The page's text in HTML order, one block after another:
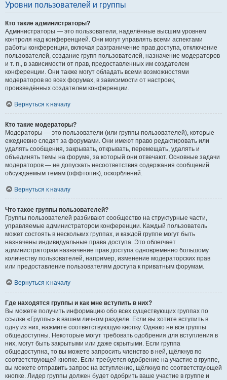
Уровни пользователей и группы
Кто такие администраторы?
Администраторы — это пользователи, наделённые высшим уровнем
контроля над конференцией. Они могут управлять всеми аспектами
работы конференции, включая разграничение прав доступа, отключение
пользователей, создание групп пользователей, назначение модераторов
и т. п., в зависимости от прав, предоставленных им создателем
конференции. Они также могут обладать всеми возможностями
модераторов во всех форумах, в зависимости от настроек,
произведённых создателем конференции.
Вернуться к началу
Кто такие модераторы?
Модераторы — это пользователи (или группы пользователей), которые
ежедневно следят за форумами. Они имеют право редактировать или
удалять сообщения, закрывать, открывать, перемещать, удалять и
объединять темы на форуме, за который они отвечают. Основные задачи
модераторов — не допускать несоответствия содержания сообщений
обсуждаемым темам (оффтопик), оскорблений.
Вернуться к началу
Что такое группы пользователей?
Группы пользователей разбивают сообщество на структурные части,
управляемые администратором конференции. Каждый пользователь
может состоять в нескольких группах, и каждой группе могут быть
назначены индивидуальные права доступа. Это облегчает
администраторам назначение прав доступа одновременно большому
количеству пользователей, например, изменение модераторских прав
или предоставление пользователям доступа к приватным форумам.
Вернуться к началу
Где находятся группы и как мне вступить в них?
Вы можете получить информацию обо всех существующих группах по
ссылке «Группы» в вашем личном разделе. Если вы хотите вступить в
одну из них, нажмите соответствующую кнопку. Однако не все группы
общедоступны. Некоторые могут требовать одобрения для вступления в
них, могут быть закрытыми или даже скрытыми. Если группа
общедоступна, то вы можете запросить членство в ней, щёлкнув по
соответствующей кнопке. Если требуется одобрение на участие в группе,
вы можете отправить запрос на вступление, щёлкнув по соответствующей
кнопке. Лидер группы должен будет одобрить ваше участие в группе и